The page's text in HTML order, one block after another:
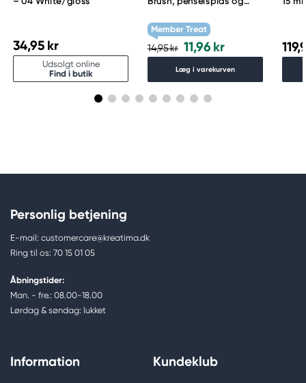
34,95 kr
Udsolgt online
Find i butik
grey 1 WG1
Member Treat
14,95 kr 11,96 kr
Læg i varekurven
Personlig betjening
E-mail: customercare@kreatima.dk
Ring til os: 70 15 01 05
Åbningstider:
Man. - fre.: 08.00-18.00
Lørdag & søndag: lukket
Information Kundeklub